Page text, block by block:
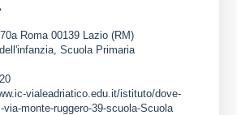
Roma 00139 Lazio (RM)
Scuola Primaria
vialeadriatico.edu.it/istituto/dove-
monte-ruggero-39-scuola-Scuola